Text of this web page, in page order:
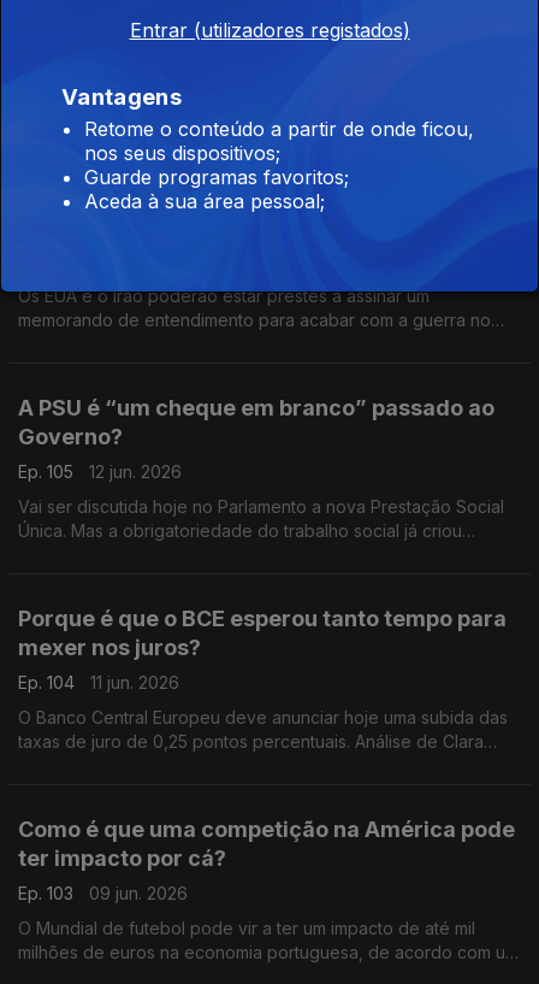
O Banco de Portugal desvendou ontem novas previsões para
a economia portuguesa, e mostra-se relativamente otimista em
relação ao desempenho da nossa economia. Análise de Pedro
Sousa Carvalho.
Com um acordo de paz, o preço do
Os EUA e o Irão poderão estar prestes a assinar um
memorando de entendimento para acabar com a guerra no
A PSU é “um cheque em branco” passado ao
Governo?
Ep. 105
12 jun. 2026
Vai ser discutida hoje no Parlamento a nova Prestação Social
Única. Mas a obrigatoriedade do trabalho social já criou
Porque é que o BCE esperou tanto tempo para
mexer nos juros?
Ep. 104
11 jun. 2026
O Banco Central Europeu deve anunciar hoje uma subida das
taxas de juro de 0,25 pontos percentuais. Análise de Clara
Como é que uma competição na América pode
ter impacto por cá?
Ep. 103
09 jun. 2026
O Mundial de futebol pode vir a ter um impacto de até mil
milhões de euros na economia portuguesa, de acordo com um
Entrar (utilizadores registados)
Vantagens
Retome o conteúdo a partir de onde ficou,
nos seus dispositivos;
Guarde programas favoritos;
Aceda à sua área pessoal;